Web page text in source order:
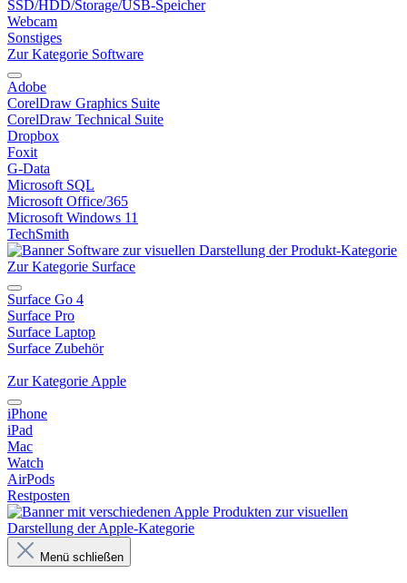
SSD/HDD/Storage/USB-Speicher
Webcam
Sonstiges
Zur Kategorie Software
Adobe
CorelDraw Graphics Suite
CorelDraw Technical Suite
Dropbox
Foxit
G-Data
Microsoft SQL
Microsoft Office/365
Microsoft Windows 11
TechSmith
Zur Kategorie Surface
Surface Go 4
Surface Pro
Surface Laptop
Surface Zubehör
Zur Kategorie Apple
iPhone
iPad
Mac
Watch
AirPods
Restposten
Menü schließen